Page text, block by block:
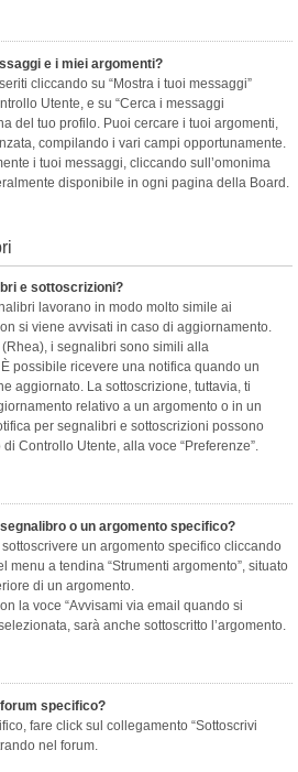
e i miei argomenti?
cliccando su “Mostra i tuoi messaggi”
Utente, e su “Cerca i messaggi
del tuo profilo. Puoi cercare i tuoi argomenti,
compilando i vari campi opportunamente.
i tuoi messaggi, cliccando sull’omonima
disponibile in ogni pagina della Board.
e sottoscrizioni?
lavorano in modo molto simile ai
si viene avvisati in caso di aggiornamento.
i segnalibri sono simili alla
possibile ricevere una notifica quando un
aggiornato. La sottoscrizione, tuttavia, ti
relativo a un argomento o in un
per segnalibri e sottoscrizioni possono
Controllo Utente, alla voce “Preferenze”.
o un argomento specifico?
un argomento specifico cliccando
menu a tendina “Strumenti argomento”, situato
di un argomento.
la voce “Avvisami via email quando si
sarà anche sottoscritto l’argomento.
specifico?
fare click sul collegamento “Sottoscrivi
nel forum.